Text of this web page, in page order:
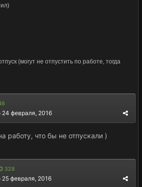
(могут не отпустить по работе, тогда
24 февраля, 2016
работу, что бы не отпускали )
328
25 февраля, 2016